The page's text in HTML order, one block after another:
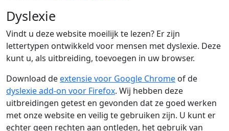
Dyslexie
Vindt u deze website moeilijk te lezen? Er zijn
lettertypen ontwikkeld voor mensen met dyslexie. Deze
kunt u, als uitbreiding, toevoegen in uw browser.
Download deextensie voor Google Chrome(Deze link
of de
dyslexie add-on voor Firefox(Deze link gaat naar een
. Wij hebben deze
uitbreidingen getest en gevonden dat ze goed werken
met onze website en veilig te gebruiken zijn. U kunt er
echter geen rechten aan ontleden, het gebruik van